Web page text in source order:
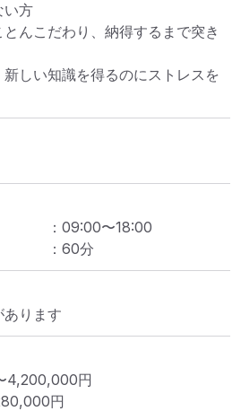
方
んこだわり、納得するまで突き
しい知識を得るのにストレスを
： 09:00〜18:00
： 60分
ります
4,200,000円
円